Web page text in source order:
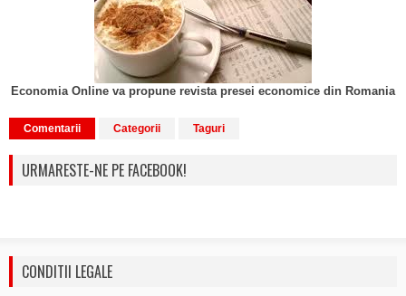
Economia Online va propune revista presei economice din Romania
Comentarii Categorii Taguri
URMARESTE-NE PE FACEBOOK!
CONDITII LEGALE